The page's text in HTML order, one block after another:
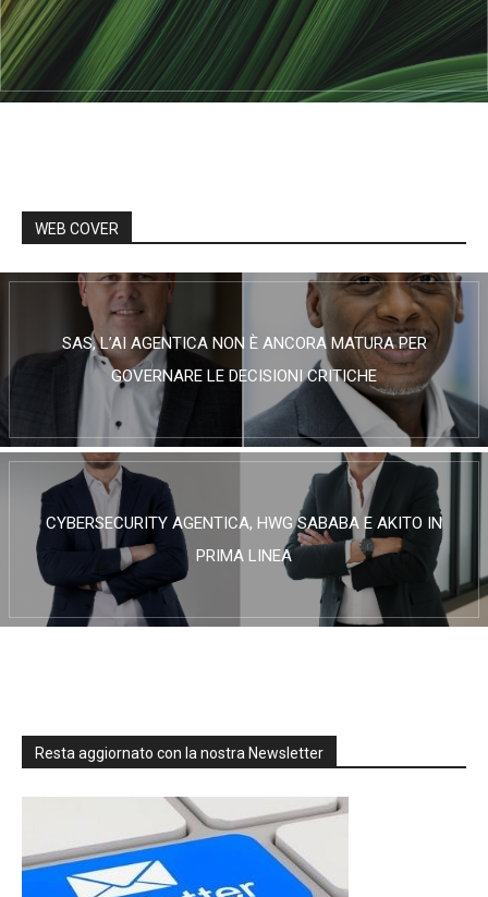
WEB COVER
SAS, L’AI AGENTICA NON È ANCORA MATURA PER
GOVERNARE LE DECISIONI CRITICHE
CYBERSECURITY AGENTICA, HWG SABABA E AKITO IN
PRIMA LINEA
Resta aggiornato con la nostra Newsletter